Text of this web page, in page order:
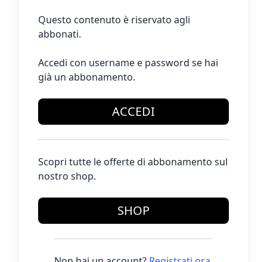
Questo contenuto è riservato agli
abbonati.
Accedi con username e password se hai
già un abbonamento.
ACCEDI
Scopri tutte le offerte di abbonamento sul
nostro shop.
SHOP